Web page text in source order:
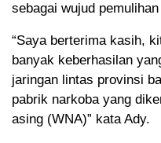
sebagai wujud
“Saya berterima kasih,
banyak keberhasilan
jaringan lintas provinsi
pabrik narkoba yang
asing (WNA)” kata Ady.